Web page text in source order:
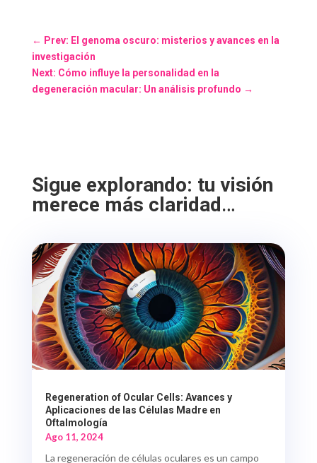
← Prev: El genoma oscuro: misterios y avances en la
investigación
Next: Cómo influye la personalidad en la
degeneración macular: Un análisis profundo →
Sigue explorando: tu visión
merece más claridad…
Regeneration of Ocular Cells: Avances y
Aplicaciones de las Células Madre en
Oftalmología
Ago 11, 2024
La regeneración de células oculares es un campo